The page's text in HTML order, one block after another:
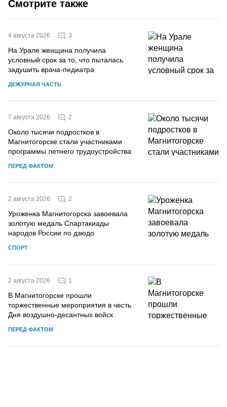
Смотрите также
4 августа 2026 3
На Урале женщина получила
условный срок за то, что пыталась
задушить врача-педиатра
ДЕЖУРНАЯ ЧАСТЬ
7 августа 2026 2
Около тысячи подростков в
Магнитогорске стали участниками
программы летнего трудоустройства
ПЕРЕД ФАКТОМ
2 августа 2026 2
Уроженка Магнитогорска завоевала
золотую медаль Спартакиады
народов России по дзюдо
СПОРТ
2 августа 2026 1
В Магнитогорске прошли
торжественные мероприятия в честь
Дня воздушно-десантных войск
ПЕРЕД ФАКТОМ